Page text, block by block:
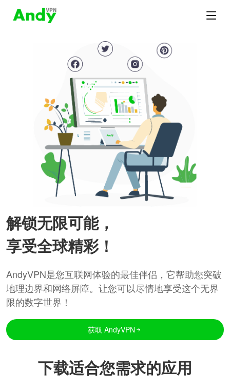
解锁无限可能，
享受全球精彩！
AndyVPN是您互联网体验的最佳伴侣，它帮助您突破
地理边界和网络屏障。让您可以尽情地享受这个无界
限的数字世界！
获取 AndyVPN
下载适合您需求的应用